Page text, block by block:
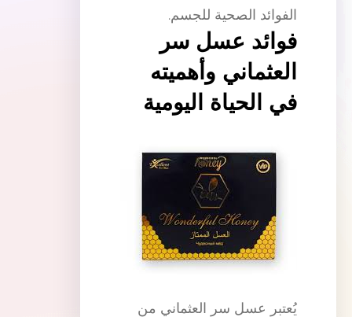
الفوائد الصحية للجسم.
فوائد عسل سر
العثماني وأهميته
في الحياة اليومية
يُعتبر عسل سر العثماني من